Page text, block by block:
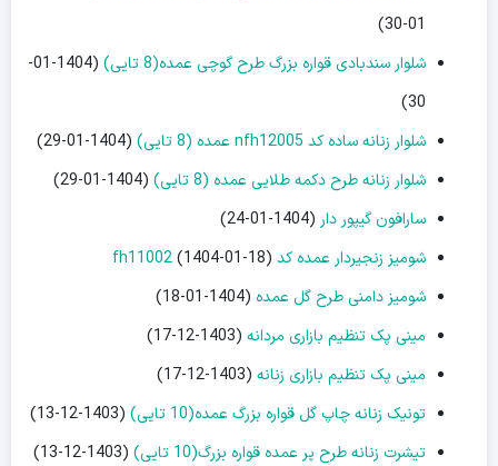
01-30)
شلوار سندبادی قواره بزرگ طرح گوچی عمده(8 تایی)
(1404-01-
30)
شلوار زنانه ساده کد nfh12005 عمده (8 تایی)
(1404-01-29)
شلوار زنانه طرح دکمه طلایی عمده (8 تایی)
(1404-01-29)
سارافون گیپور دار (1404-01-24)
شومیز زنجیردار عمده کد fh11002 (1404-01-18)
شومیز دامنی طرح گل عمده (1404-01-18)
مینی پک تنظیم بازاری مردانه (1403-12-17)
مینی پک تنظیم بازاری زنانه (1403-12-17)
تونیک زنانه چاپ گل قواره بزرگ عمده(10 تایی)
(1403-12-13)
تیشرت زنانه طرح پر عمده قواره بزرگ(10 تایی)
(1403-12-13)